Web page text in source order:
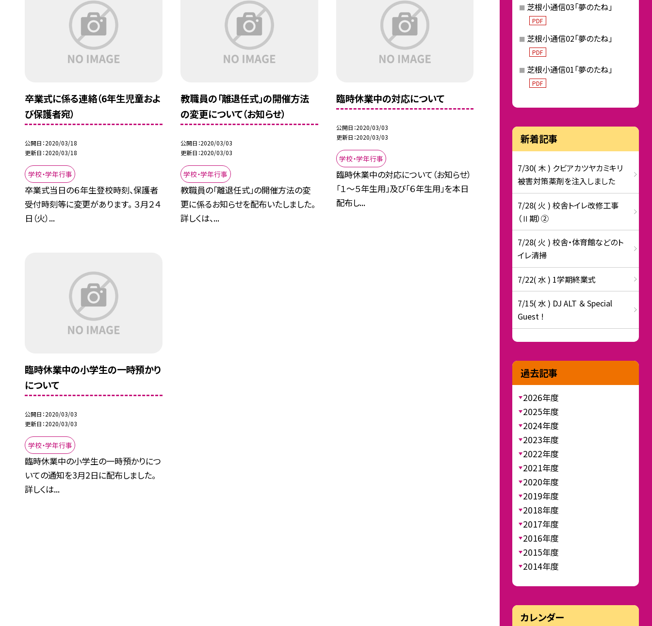
卒業式に係る連絡（6年生児童およ
び保護者宛）
公開日 2020/03/18
更新日 2020/03/18
学校・学年行事
卒業式当日の６年生登校時刻、保護者
受付時刻等に変更があります。 ３月２４
日（火）...
教職員の「離退任式」の開催方法
の変更について（お知らせ）
公開日 2020/03/03
更新日 2020/03/03
学校・学年行事
教職員の「離退任式」の開催方法の変
更に係るお知らせを配布いたしました。
詳しくは、...
臨時休業中の対応について
公開日 2020/03/03
更新日 2020/03/03
学校・学年行事
臨時休業中の対応について（お知らせ）
「１〜５年生用」及び「６年生用」を本日
配布し...
臨時休業中の小学生の一時預かり
について
公開日 2020/03/03
更新日 2020/03/03
学校・学年行事
臨時休業中の小学生の一時預かりにつ
いての通知を3月2日に配布しました。
詳しくは...
芝根小通信03「夢のたね」
PDF
芝根小通信02「夢のたね」
PDF
芝根小通信01「夢のたね」
PDF
新着記事
7/30( 木 ) クビアカツヤカミキリ
被害対策薬剤を注入しました
7/28( 火 ) 校舎トイレ改修工事
（Ⅱ期）②
7/28( 火 ) 校舎・体育館などのト
イレ清掃
7/22( 水 ) 1学期終業式
7/15( 水 ) DJ ALT ＆ Special
Guest !
過去記事
2026年度
2025年度
2024年度
2023年度
2022年度
2021年度
2020年度
2019年度
2018年度
2017年度
2016年度
2015年度
2014年度
カレンダー